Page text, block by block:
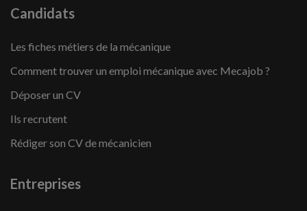
Candidats
Les fiches métiers de la mécanique
Comment trouver un emploi mécanique avec Mecajob ?
Déposer un CV
Ils recrutent
Rédiger son CV de mécanicien
Entreprises